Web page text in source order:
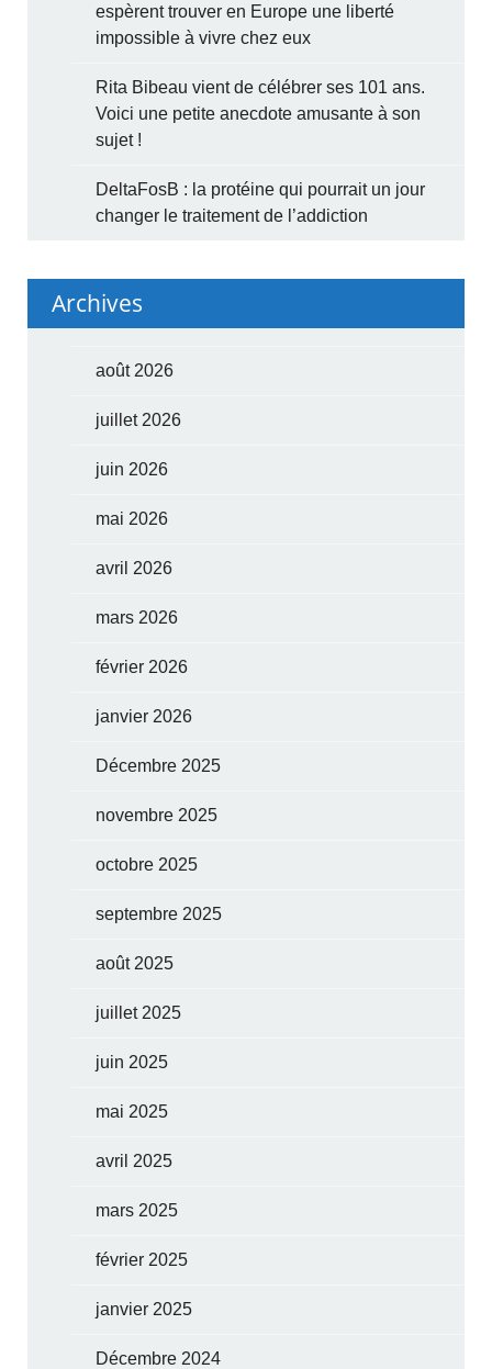
espèrent trouver en Europe une liberté
impossible à vivre chez eux
Rita Bibeau vient de célébrer ses 101 ans.
Voici une petite anecdote amusante à son
sujet !
DeltaFosB : la protéine qui pourrait un jour
changer le traitement de l’addiction
Archives
août 2026
juillet 2026
juin 2026
mai 2026
avril 2026
mars 2026
février 2026
janvier 2026
Décembre 2025
novembre 2025
octobre 2025
septembre 2025
août 2025
juillet 2025
juin 2025
mai 2025
avril 2025
mars 2025
février 2025
janvier 2025
Décembre 2024